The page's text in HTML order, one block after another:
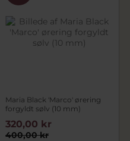
Maria Black 'Marco' ørering
forgyldt sølv (10 mm)
400,00 kr
320,00 kr